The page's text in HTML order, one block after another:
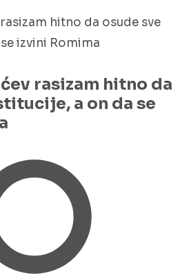
rasizam hitno da
a on da se